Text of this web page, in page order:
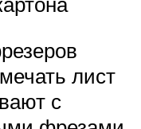
лист
с